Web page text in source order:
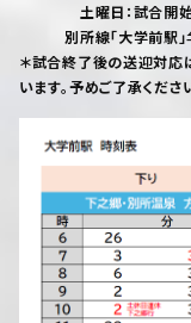
土曜日：試合開始
別所線「大学前駅」
＊試合終了後の送迎対応
います。予めご了承くださ